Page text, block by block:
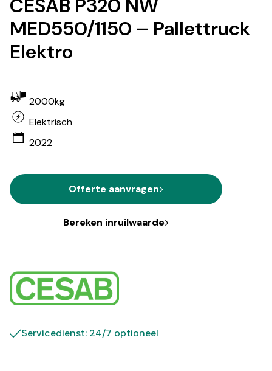
CESAB P320 NW
MED550/1150 – Pallettruck
Elektro
2000kg
Elektrisch
2022
Offerte aanvragen
Bereken inruilwaarde
Servicedienst: 24/7 optioneel